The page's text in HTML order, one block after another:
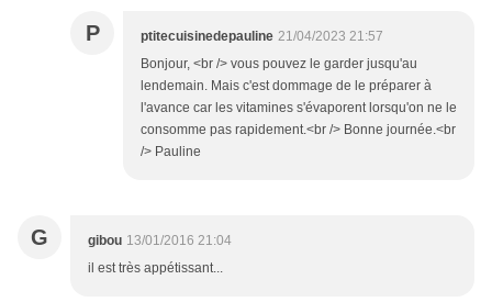
P ptitecuisinedepauline 21/04/2023 21:57
Bonjour, <br /> vous pouvez le garder jusqu'au
lendemain. Mais c'est dommage de le préparer à
l'avance car les vitamines s'évaporent lorsqu'on ne le
consomme pas rapidement.<br /> Bonne journée.<br
/> Pauline
G gibou 13/01/2016 21:04
il est très appétissant...